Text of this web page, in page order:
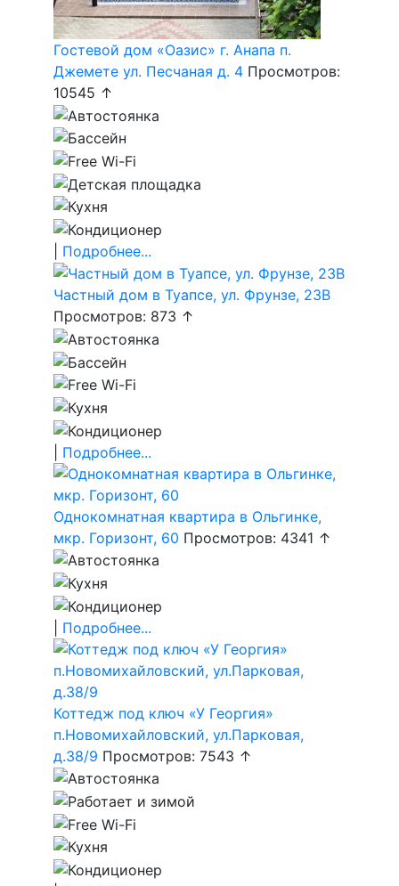
Гостевой дом «Оазис» г. Анапа п.
Джемете ул. Песчаная д. 4 Просмотров:
10545 ↑
Подробнее...
Частный дом в Туапсе, ул. Фрунзе, 23В
Просмотров: 873 ↑
Подробнее...
Однокомнатная квартира в Ольгинке,
мкр. Горизонт, 60 Просмотров: 4341 ↑
Подробнее...
Коттедж под ключ «У Георгия»
п.Новомихайловский, ул.Парковая,
д.38/9 Просмотров: 7543 ↑